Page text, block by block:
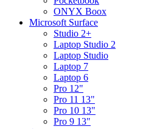
ONYX Boox
Microsoft Surface
Studio 2+
Laptop Studio 2
Laptop Studio
Laptop 7
Laptop 6
Pro 12"
Pro 11 13"
Pro 10 13"
Pro 9 13"